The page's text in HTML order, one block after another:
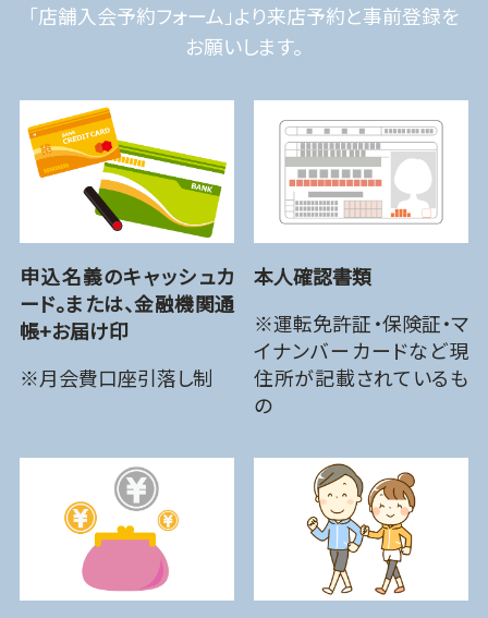
「店舗入会予約フォーム」より来店予約と事前登録を
お願いします。
申込名義のキャッシュカ
ード。または、金融機関通
帳+お届け印
※月会費口座引落し制
本人確認書類
※運転免許証・保険証・マ
イナンバーカードなど現
住所が記載されているも
の